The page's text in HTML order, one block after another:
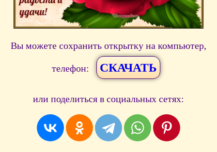
Вы можете сохранить открытку на компьютер,
телефон: СКАЧАТЬ
или поделиться в социальных сетях: